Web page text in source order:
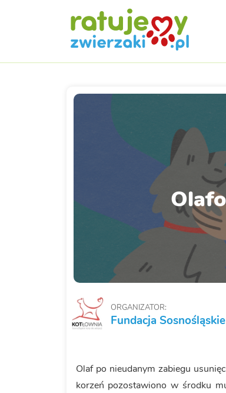
ORGANIZATOR:
Fundacja
Olaf po nieudanym zabiegu
korzeń pozostawiono w środku